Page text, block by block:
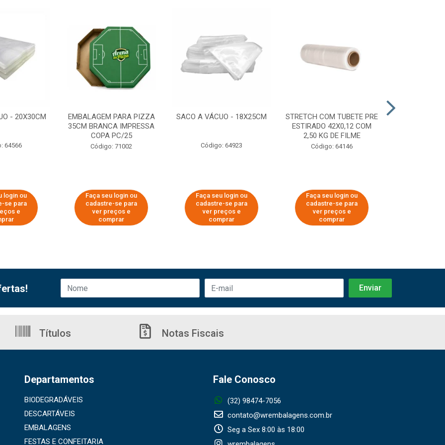
- 20X30CM
64566
login ou
se para
e
EMBALAGEM PARA PIZZA
35CM BRANCA IMPRESSA
COPA PC/25
Código: 71002
Faça seu login ou
cadastre-se para
ver preços e
comprar
SACO A VÁCUO - 18X25CM
Código: 64923
Faça seu login ou
cadastre-se para
ver preços e
comprar
STRETCH COM TUBETE PRE
ESTIRADO 42X0,12 COM
2,50 KG DE FILME
Código: 64146
Faça seu login ou
cadastre-se para
ver preços e
comprar
Títulos Notas Fiscais
Departamentos
BIODEGRADÁVEIS
DESCARTÁVEIS
EMBALAGENS
FESTAS E CONFEITARIA
Fale Conosco
(32) 98474-7056
contato@wrembalagens.com.br
Seg a Sex 8:00 às 18:00